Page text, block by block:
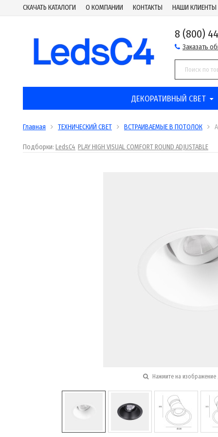
СКАЧАТЬ КАТАЛОГИ О КОМПАНИИ КОНТАКТЫ НАШИ КЛИЕНТЫ
8 (800)
Заказать
ДЕКОРАТИВНЫЙ СВЕТ
Главная ТЕХНИЧЕСКИЙ СВЕТ ВСТРАИВАЕМЫЕ В ПОТОЛОК
Подборки: LedsC4 PLAY HIGH VISUAL COMFORT ROUND ADJUSTABLE
Нажмите на изображение